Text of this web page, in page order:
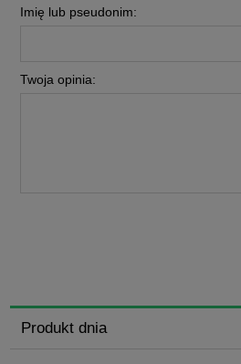
Imię lub pseudonim:
Twoja opinia:
Produkt dnia